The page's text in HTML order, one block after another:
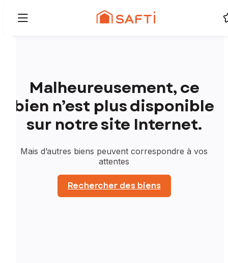
Malheureusement, ce
bien n’est plus disponible
sur notre site Internet.
Mais d’autres biens peuvent correspondre à vos
attentes
Rechercher des biens